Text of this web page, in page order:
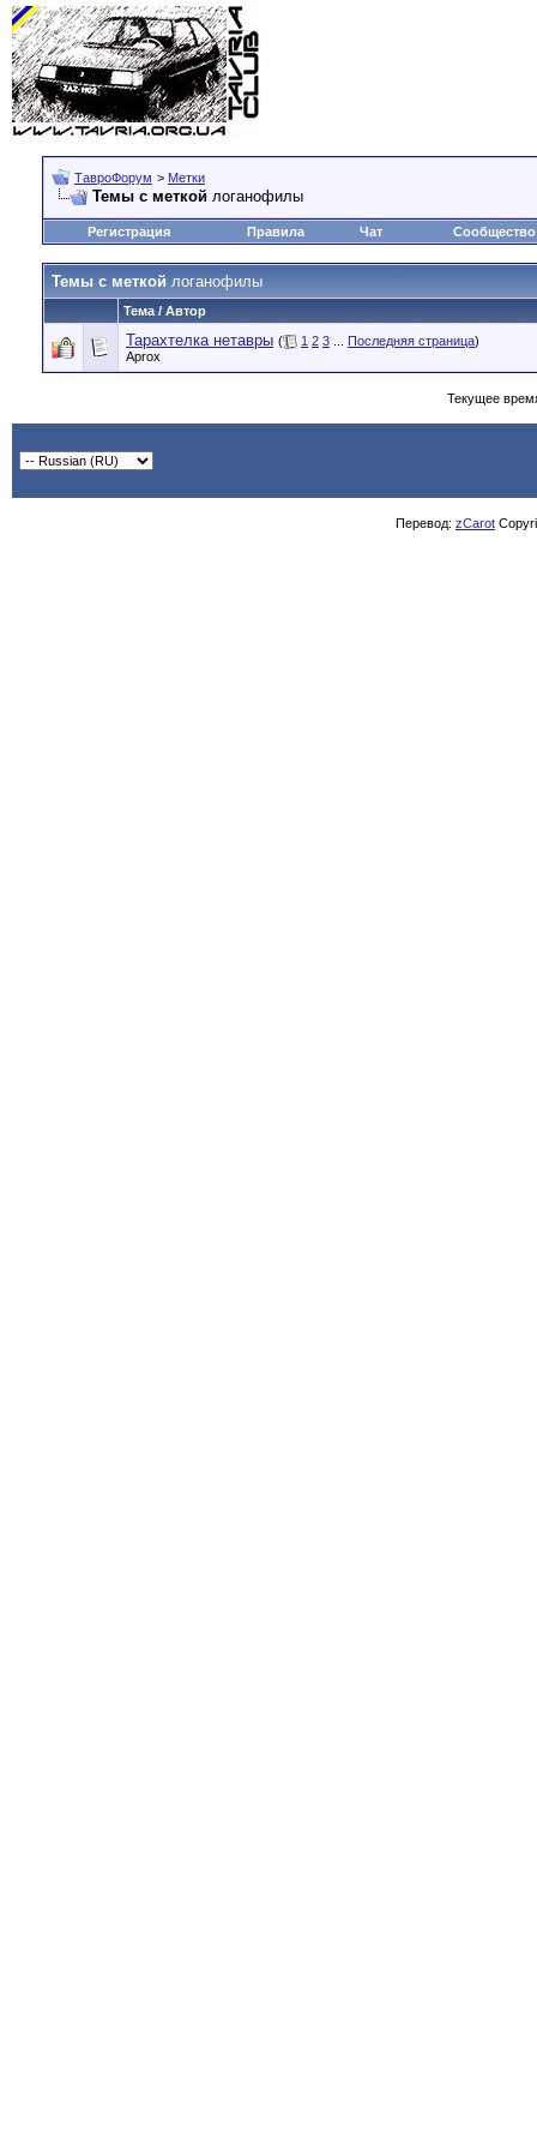
ТавроФорум > Метки
Темы с меткой логанофилы
Регистрация Правила Чат Сообщество
Темы с меткой логанофилы
Тема / Автор
Тарахтелка нетавры ( 1 2 3 Последняя страница)
Aprox
Текущее
Перевод: zCarot